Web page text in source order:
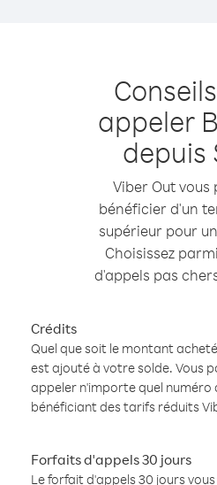
appeler
depuis
Viber Out vous
bénéficier d'un
supérieur pour
Choisissez
d'appels pas
Crédits
Quel que soit le montant
est ajouté à votre solde. Vous
appeler n'importe quel numéro
bénéficiant des tarifs réduits
Forfaits d'appels 30 jours
Le forfait d'appels 30 jours